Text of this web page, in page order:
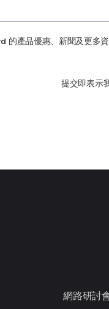
的產品優惠、新聞及更多
提交即表示
網路研討